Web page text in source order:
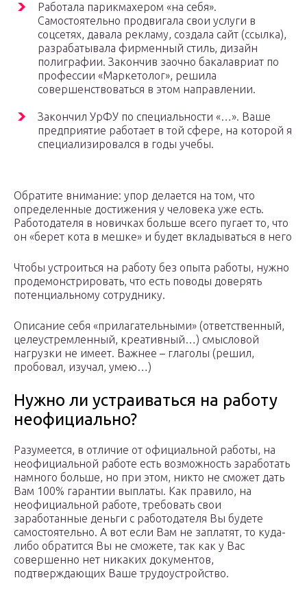
Работала парикмахером «на себя».
Самостоятельно продвигала свои услуги в
соцсетях, давала рекламу, создала сайт (ссылка),
разрабатывала фирменный стиль, дизайн
полиграфии. Закончив заочно бакалавриат по
профессии «Маркетолог», решила
совершенствоваться в этом направлении.
Закончил УрФУ по специальности «…». Ваше
предприятие работает в той сфере, на которой я
специализировался в годы учебы.
Обратите внимание: упор делается на том, что
определенные достижения у человека уже есть.
Работодателя в новичках больше всего пугает то, что
он «берет кота в мешке» и будет вкладываться в него
Чтобы устроиться на работу без опыта работы, нужно
продемонстрировать, что есть поводы доверять
потенциальному сотруднику.
Описание себя «прилагательными» (ответственный,
целеустремленный, креативный…) смысловой
нагрузки не имеет. Важнее – глаголы (решил,
пробовал, изучал, умею…)
Нужно ли устраиваться на работу
неофициально?
Разумеется, в отличие от официальной работы, на
неофициальной работе есть возможность заработать
намного больше, но при этом, никто не сможет дать
Вам 100% гарантии выплаты. Как правило, на
неофициальной работе, требовать свои
заработанные деньги с работодателя Вы будете
самостоятельно. А вот если Вам не заплатят, то куда-
либо обратится Вы не сможете, так как у Вас
совершенно нет никаких документов,
подтверждающих Ваше трудоустройство.